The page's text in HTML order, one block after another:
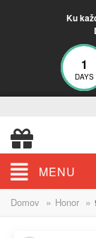
Ku
1
DAYS
MENU
Domov » Honor »